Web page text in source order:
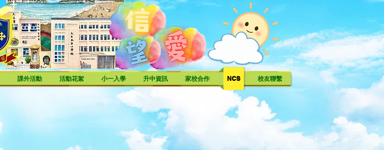
課外活動 活動花絮 小一入學 升中資訊 家校合作 NCS 校友聯繫